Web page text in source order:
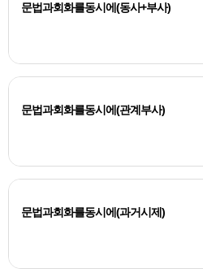
문법과회화를동시에(동사+부사)
문법과회화를동시에(관계부사)
문법과회화를동시에(과거시제)